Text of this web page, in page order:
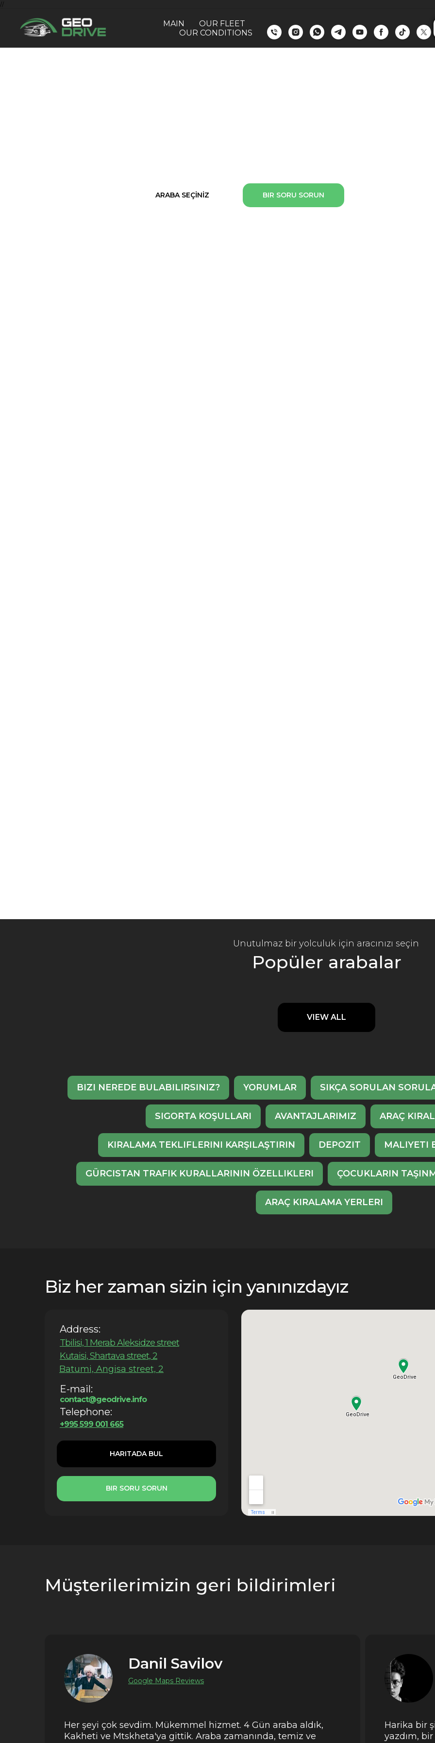
//
MAIN
OUR FLEET
OUR CONDITIONS
BIR SORU SORUN
ARABA SEÇİNİZ
Popüler arabalar
Unutulmaz bir yolculuk için aracınızı seçin
VIEW ALL
BIZI NEREDE BULABILIRSINIZ? YORUMLAR SIKÇA SORULAN
SIGORTA KOŞULLARI AVANTAJLARIMIZ ARAÇ
KIRALAMA TEKLIFLERINI KARŞILAŞTIRIN DEPOZIT MALIYETI
GÜRCISTAN TRAFIK KURALLARININ ÖZELLIKLERI ÇOCUKLARIN
ARAÇ KIRALAMA YERLERI
Telephone:
+995 599 001 665
E-mail:
contact@geodrive.info
Address:
Biz her zaman sizin için yanınızdayız
Tbilisi, 1 Merab Aleksidze street
BIR SORU SORUN
HARITADA BUL
Batumi, Angisa street, 2
Kutaisi, Shartava street, 2
Müşterilerimizin geri bildirimleri
Danil Savilov
Google Maps Reviews
Her şeyi çok sevdim. Mükemmel hizmet. 4 Gün araba aldık,
Kakheti ve Mtskheta'ya gittik. Araba zamanında, temiz ve
Harika bir
yazdım,